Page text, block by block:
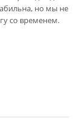
но мы не
со временем.